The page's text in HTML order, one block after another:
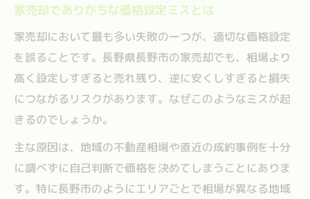
家売却でありがちな価格設定ミスとは
家売却において最も多い失敗の一つが、適切な価格設定
を誤ることです。長野県長野市の家売却でも、相場より
高く設定しすぎると売れ残り、逆に安くしすぎると損失
につながるリスクがあります。なぜこのようなミスが起
きるのでしょうか。
主な原因は、地域の不動産相場や直近の成約事例を十分
に調べずに自己判断で価格を決めてしまうことにありま
す。特に長野市のようにエリアごとで相場が異なる地域